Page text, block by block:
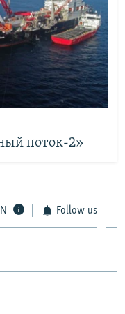
поток-2»
Follow us